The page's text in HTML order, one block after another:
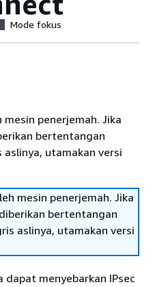
Mode fokus
penerjemah. Jika
bertentangan
utamakan versi
mesin penerjemah. Jika
bertentangan
aslinya, utamakan versi
dapat menyebarkan IPsec